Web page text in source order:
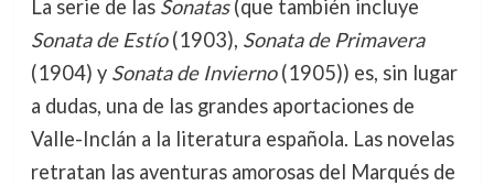
La serie de las Sonatas(que también incluye
Sonata de Estío(1903), Sonata de Primavera
(1904) y Sonata de Invierno(1905)) es, sin lugar
a dudas, una de las grandes aportaciones de
Valle-Inclán a la literatura española. Las novelas
retratan las aventuras amorosas del Marqués de